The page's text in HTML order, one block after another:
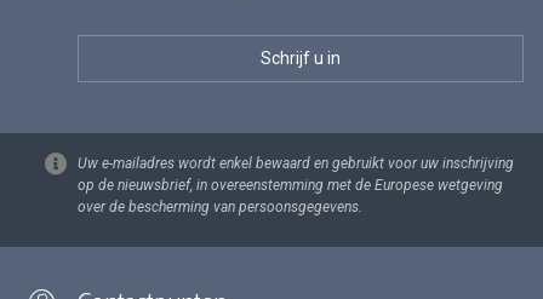
Uw e-mailadres wordt enkel bewaard en gebruikt voor uw inschrijving
op de nieuwsbrief, in overeenstemming met de Europese wetgeving
over de bescherming van persoonsgegevens.